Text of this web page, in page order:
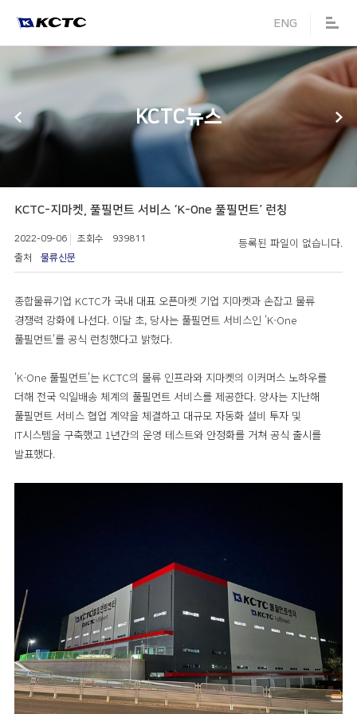
메뉴 바로가기
ENG
KCTC뉴스
KCTC-지마켓, 풀필먼트 서비스 ‘K-One 풀필먼트’ 런칭
2022-09-06
조회수 939811
출처 물류신문
등록된 파일이 없습니다.
종합물류기업 KCTC가 국내 대표 오픈마켓 기업 지마켓과 손잡고 물류
경쟁력 강화에 나선다. 이달 초, 당사는 풀필먼트 서비스인 'K-One
풀필먼트'를 공식 런칭했다고 밝혔다.
'K-One 풀필먼트'는 KCTC의 물류 인프라와 지마켓의 이커머스 노하우를
더해 전국 익일배송 체계의 풀필먼트 서비스를 제공한다. 양사는 지난해
풀필먼트 서비스 협업 계약을 체결하고 대규모 자동화 설비 투자 및
IT시스템을 구축했고 1년간의 운영 테스트와 안정화를 거쳐 공식 출시를
발표했다.